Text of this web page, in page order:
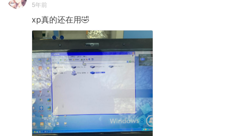
5年前
xp真的还在用🤣